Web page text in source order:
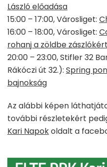
László előadása
15:00 – 17:00, Városliget:
16:00 – 18:00, Városliget:
rohanj a zöldbe zászlókért
20:00 – 23:00, Stifler 32
Rákóczi út 32.): Spring
bajnokság
Az alábbi képen
további részletekért
Kari Napokoldalt a